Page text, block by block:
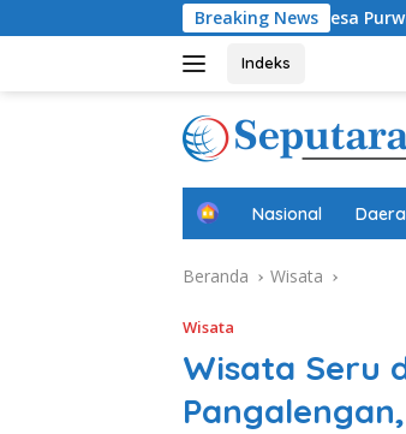
ke
Breaking News
Desa Purwasari
Indeks
B
a
d
Nasional
Beranda Wisata
Wisata
Wisata Seru